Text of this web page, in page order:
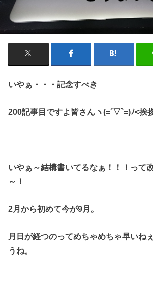
いやぁ・・・記念すべき
200記事目ですよ皆さんヽ(=´▽`=)ﾉ<挨
いやぁ～結構書いてるなぁ！！！って
～！
2月から初めて今が9月。
月日が経つのってめちゃめちゃ早いね
うね。